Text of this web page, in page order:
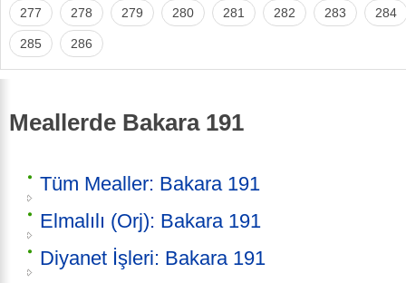
277 278 279 280 281 282 283 284
285 286
Meallerde Bakara 191
Tüm Mealler: Bakara 191
Elmalılı (Orj): Bakara 191
Diyanet İşleri: Bakara 191